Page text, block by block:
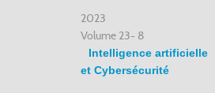
2023
Volume 23- 8
Intelligence artificielle
et Cybersécurité